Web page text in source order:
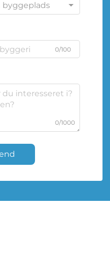
byggeplads
0/100
0/1000